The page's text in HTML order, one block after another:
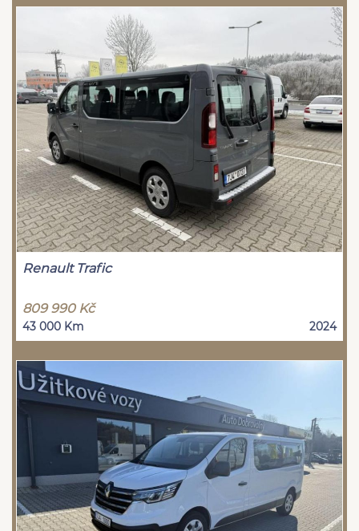
Renault Trafic
809 990 Kč
43 000 Km 2024